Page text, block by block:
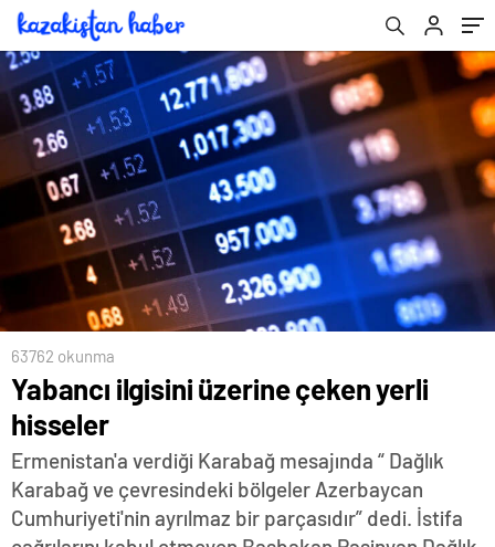
63762 okunma
Yabancı ilgisini üzerine çeken yerli
hisseler
Ermenistan'a verdiği Karabağ mesajında “ Dağlık
Karabağ ve çevresindeki bölgeler Azerbaycan
Cumhuriyeti'nin ayrılmaz bir parçasıdır” dedi. İstifa